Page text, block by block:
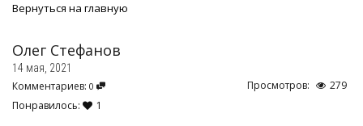
Вернуться на главную
Олег Стефанов
14 мая, 2021
Комментариев: 0 Просмотров:
279
Понравилось:
1